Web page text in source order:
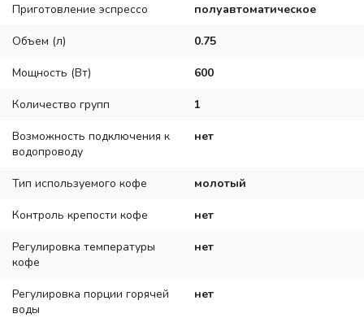
Приготовление эспрессо полуавтоматическое
Объем (л) 0.75
Мощность (Вт) 600
Количество групп 1
Возможность подключения к
водопроводу
нет
Тип используемого кофе молотый
Контроль крепости кофе нет
Регулировка температуры
кофе
нет
Регулировка порции горячей
воды
нет